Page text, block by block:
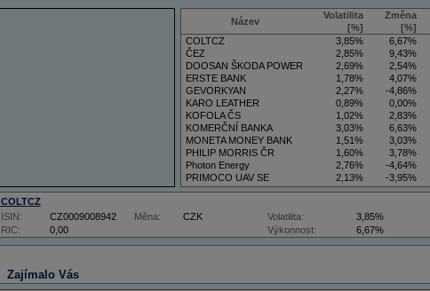
Název
Volatilita
[%]
Změna
[%]
COLTCZ
3,85%
6,67%
ČEZ
2,85%
9,43%
DOOSAN ŠKODA POWER
2,69%
2,54%
ERSTE BANK
1,78%
4,07%
GEVORKYAN
2,27%
-4,86%
KARO LEATHER
0,89%
0,00%
KOFOLA ČS
1,02%
2,83%
KOMERČNÍ BANKA
3,03%
6,63%
MONETA MONEY BANK
1,51%
3,03%
PHILIP MORRIS ČR
1,60%
3,78%
Photon Energy
2,76%
-4,64%
PRIMOCO UAV SE
2,13%
-3,95%
VIG
3,50%
5,88%
COLTCZ
RIC: 0,00
ISIN: CZ0009008942 Měna: CZK Volatilita:
3,85%
Výkonnost:
6,67%
Zajímalo Vás